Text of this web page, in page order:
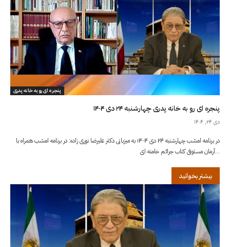
پنجره ای رو به خانه پدری
پنجره ای رو به خانه پدری چهارشنبه ۲۴ دی ۱۴۰۴
دی ۲۴, ۱۴۰۴
در برنامه امشب چهارشنبه ۲۴ دی ۱۴۰۴ به میزبانی دکتر علیرضا نوری زاده: در برنامه امشب همراه با
آرمان مستوفی کتاب جرائم خامنه ای...
بیشتر بخوانید